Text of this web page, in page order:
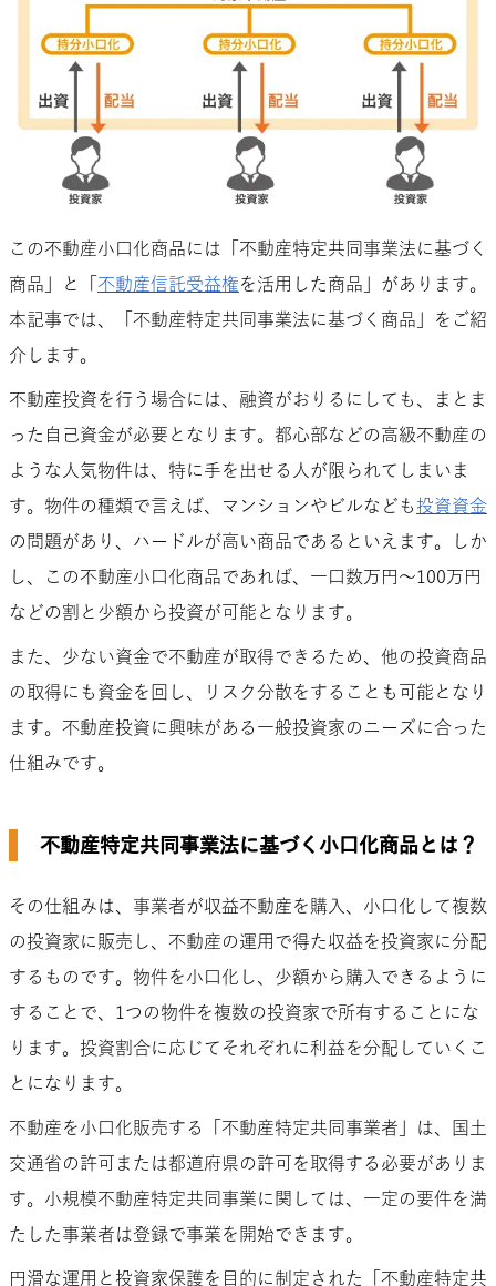
この不動産小口化商品には「不動産特定共同事業法に基づく
商品」と「 不動産信託受益権を活用した商品」があります。
本記事では、「不動産特定共同事業法に基づく商品」をご紹
介します。
不動産投資を行う場合には、融資がおりるにしても、まとま
った自己資金が必要となります。都心部などの高級不動産の
ような人気物件は、特に手を出せる人が限られてしまいま
す。物件の種類で言えば、マンションやビルなども 投資資金
の問題があり、ハードルが高い商品であるといえます。しか
し、この不動産小口化商品であれば、一口数万円～100万円
などの割と少額から投資が可能となります。
また、少ない資金で不動産が取得できるため、他の投資商品
の取得にも資金を回し、リスク分散をすることも可能となり
ます。不動産投資に興味がある一般投資家のニーズに合った
仕組みです。
不動産特定共同事業法に基づく小口化商品とは？
その仕組みは、事業者が収益不動産を購入、小口化して複数
の投資家に販売し、不動産の運用で得た収益を投資家に分配
するものです。物件を小口化し、少額から購入できるように
することで、1つの物件を複数の投資家で所有することにな
ります。投資割合に応じてそれぞれに利益を分配していくこ
とになります。
不動産を小口化販売する「不動産特定共同事業者」は、国土
交通省の許可または都道府県の許可を取得する必要がありま
す。小規模不動産特定共同事業に関しては、一定の要件を満
たした事業者は登録で事業を開始できます。
円滑な運用と投資家保護を目的に制定された「不動産特定共